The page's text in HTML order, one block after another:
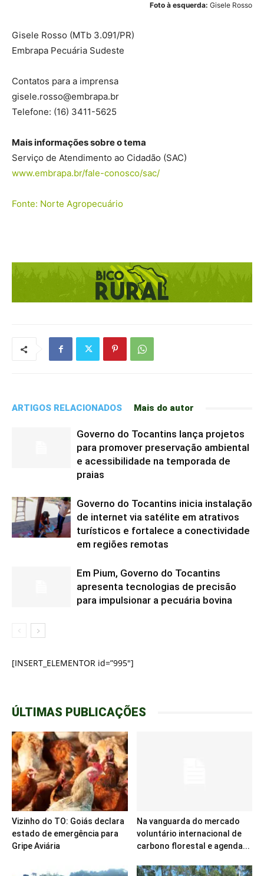
Foto à esquerda: Gisele Rosso
Gisele Rosso (MTb 3.091/PR)
Embrapa Pecuária Sudeste
Contatos para a imprensa
gisele.rosso@embrapa.br
Telefone: (16) 3411-5625
Mais informações sobre o tema
Serviço de Atendimento ao Cidadão (SAC)
www.embrapa.br/fale-conosco/sac/
Fonte: Norte Agropecuário
ARTIGOS RELACIONADOS Mais do autor
Governo do Tocantins lança projetos
para promover preservação ambiental
e acessibilidade na temporada de
praias
Governo do Tocantins inicia instalação
de internet via satélite em atrativos
turísticos e fortalece a conectividade
em regiões remotas
Em Pium, Governo do Tocantins
apresenta tecnologias de precisão
para impulsionar a pecuária bovina
[INSERT_ELEMENTOR id=”995″]
ÚLTIMAS PUBLICAÇÕES
Vizinho do TO: Goiás declara
estado de emergência para
Gripe Aviária
Na vanguarda do mercado
voluntário internacional de
carbono florestal e agenda...